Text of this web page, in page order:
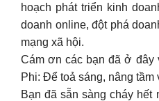
hoạch phát triển kinh
doanh online, đột phá
mạng xã hội.
Cám ơn các bạn đã ở đây
Phi: Để toả sáng, nâng tầm
Bạn đã sẵn sàng cháy hết